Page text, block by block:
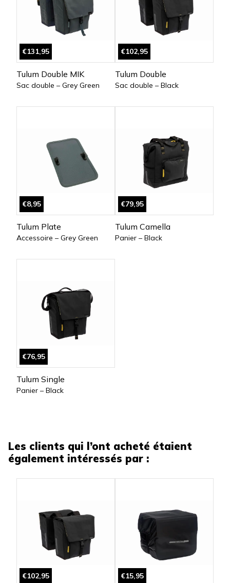
€131,95
Tulum Double MIK
Sac double – Grey Green
€102,95
Tulum Double
Sac double – Black
€8,95
Tulum Plate
Accessoire – Grey Green
€79,95
Tulum Camella
Panier – Black
€76,95
Tulum Single
Panier – Black
Les clients qui l’ont acheté étaient
également intéressés par :
€102,95 €15,95